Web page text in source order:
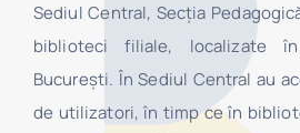
Sediul Central, Secţia
biblioteci filiale, localizate
Bucureşti. În Sediul Central au
de utilizatori, în timp ce în